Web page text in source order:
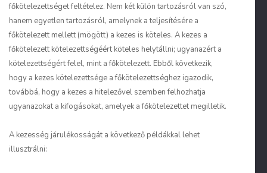
főkötelezettséget feltételez. Nem két külön tartozásról van szó,
hanem egyetlen tartozásról, amelynek a teljesítésére a
főkötelezett mellett (mögött) a kezes is köteles. A kezes a
főkötelezett kötelezettségéért köteles helytállni; ugyanazért a
kötelezettségért felel, mint a főkötelezett. Ebből következik,
hogy a kezes kötelezettsége a főkötelezettséghez igazodik,
továbbá, hogy a kezes a hitelezővel szemben felhozhatja
ugyanazokat a kifogásokat, amelyek a főkötelezettet megilletik.
A kezesség járulékosságát a következő példákkal lehet
illusztrálni: